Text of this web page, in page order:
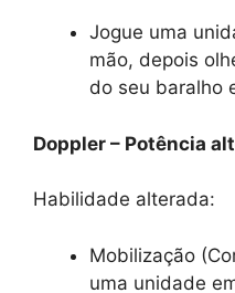
Jogue uma
mão, depois
do seu baralho
Doppler – Potência
Habilidade alterada:
Mobilização
uma unidade